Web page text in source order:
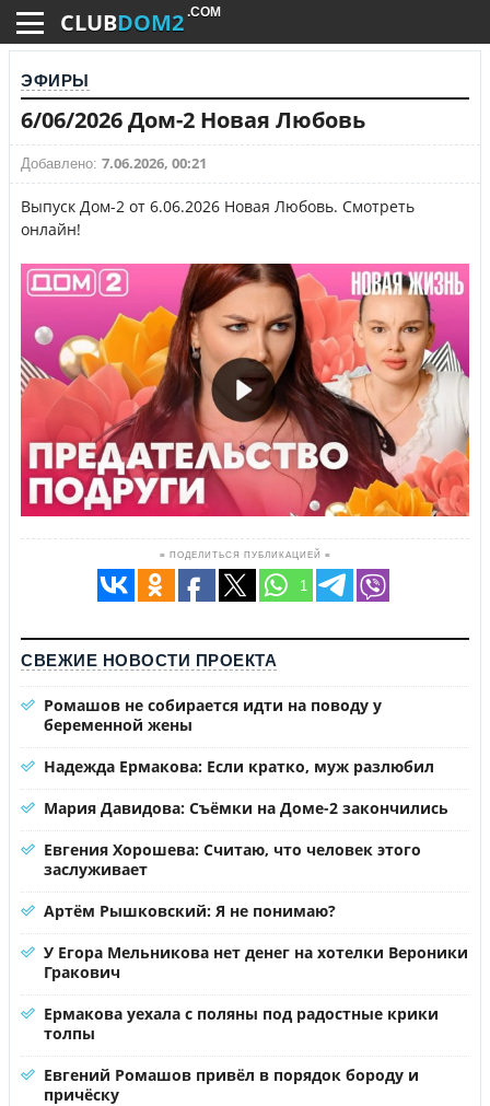
CLUBDOM2 .COM
ЭФИРЫ
6/06/2026 Дом-2 Новая Любовь
Добавлено: 7.06.2026, 00:21
Выпуск Дом-2 от 6.06.2026 Новая Любовь. Смотреть
онлайн!
≡ ПОДЕЛИТЬСЯ ПУБЛИКАЦИЕЙ ≡
1
СВЕЖИЕ НОВОСТИ ПРОЕКТА
Ромашов не собирается идти на поводу у
беременной жены
Надежда Ермакова: Если кратко, муж разлюбил
Мария Давидова: Съёмки на Доме-2 закончились
Евгения Хорошева: Считаю, что человек этого
заслуживает
Артём Рышковский: Я не понимаю?
У Егора Мельникова нет денег на хотелки Вероники
Гракович
Ермакова уехала с поляны под радостные крики
толпы
Евгений Ромашов привёл в порядок бороду и
причёску